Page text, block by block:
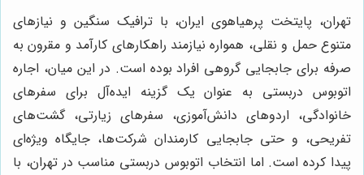
تهران، پایتخت پرهیاهوی ایران، با ترافیک سنگین و نیازهای
متنوع حمل و نقلی، همواره نیازمند راهکارهای کارآمد و مقرون به
صرفه برای جابجایی گروهی افراد بوده است. در این میان، اجاره
اتوبوس دربستی به عنوان یک گزینه ایده‌آل برای سفرهای
خانوادگی، اردوهای دانش‌آموزی، سفرهای زیارتی، گشت‌های
تفریحی، و حتی جابجایی کارمندان شرکت‌ها، جایگاه ویژه‌ای
پیدا کرده است. اما انتخاب اتوبوس دربستی مناسب در تهران، با